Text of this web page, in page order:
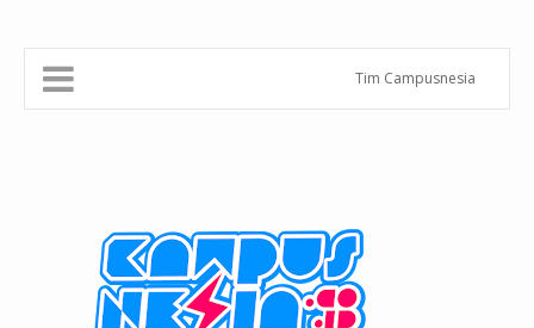
Tim Campusnesia